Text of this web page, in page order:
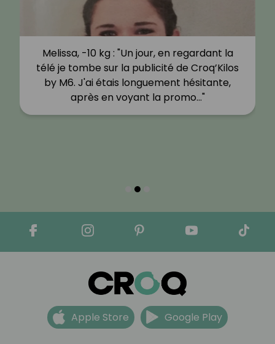
Melissa, -10 kg : "Un jour, en regardant la
télé je tombe sur la publicité de Croq’Kilos
by M6. J'ai étais longuement hésitante,
après en voyant la promo…"
Apple Store Google Play